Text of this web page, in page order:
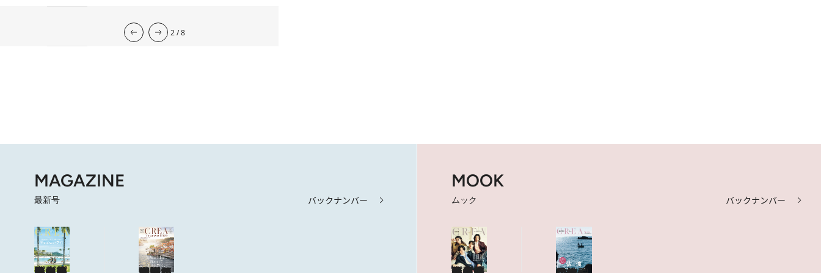
2026.7.31
2026.7.29
2026.7.6
東京ケイ子の 「オンナの算命学」2026.8.7
岡本翔子の日めくりムーンカレンダー2026.8.2
今週の12星座占い 2/8
MAGAZINE
最新号 バックナンバー
MOOK
ムック バックナンバー